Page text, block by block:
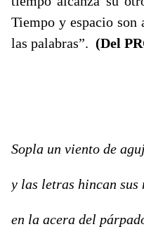
Tiempo y espacio
las palabras”. (Del
Sopla un viento de
y las letras hincan sus
en la acera del